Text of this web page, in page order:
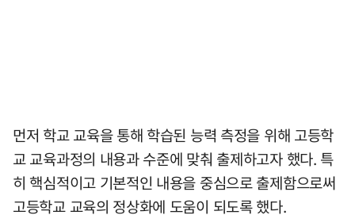
먼저 학교 교육을 통해 학습된 능력 측정을 위해 고등학
교 교육과정의 내용과 수준에 맞춰 출제하고자 했다. 특
히 핵심적이고 기본적인 내용을 중심으로 출제함으로써
고등학교 교육의 정상화에 도움이 되도록 했다.